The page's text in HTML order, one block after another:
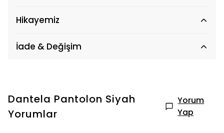
Hikayemiz
İade & Değişim
Dantela Pantolon Siyah
Yorumlar
Yorum
Yap